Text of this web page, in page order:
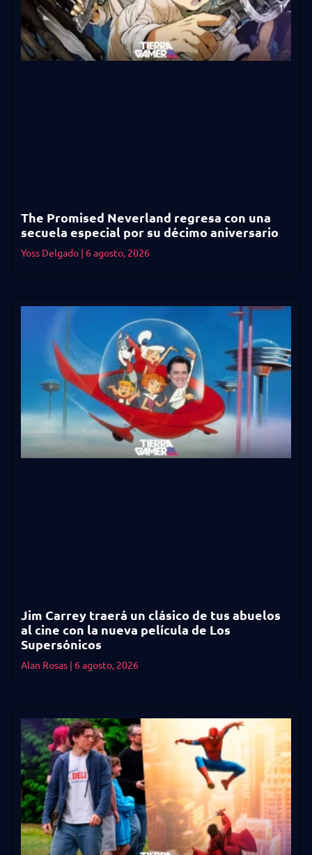
The Promised Neverland regresa con una
secuela especial por su décimo aniversario
Yoss Delgado 6 agosto, 2026
Jim Carrey traerá un clásico de tus abuelos
al cine con la nueva película de Los
Supersónicos
Alan Rosas 6 agosto, 2026